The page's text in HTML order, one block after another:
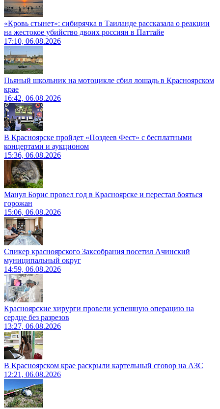
«Кровь стынет»: сибирячка в Таиланде рассказала о реакции
на жестокое убийство двоих россиян в Паттайе
17:10, 06.08.2026
Пьяный школьник на мотоцикле сбил лошадь в Красноярском
крае
16:42, 06.08.2026
В Красноярске пройдет «Поздеев Фест» с бесплатными
концертами и аукционом
15:36, 06.08.2026
Манул Борис провел год в Красноярске и перестал бояться
горожан
15:06, 06.08.2026
Спикер красноярского Заксобрания посетил Ачинский
муниципальный округ
14:59, 06.08.2026
Красноярские хирурги провели успешную операцию на
сердце без разрезов
13:27, 06.08.2026
В Красноярском крае раскрыли картельный сговор на АЗС
12:21, 06.08.2026